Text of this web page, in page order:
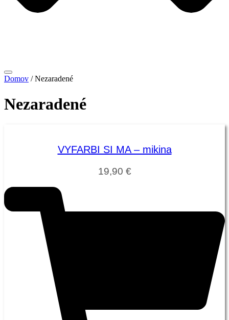
Domov / Nezaradené
Nezaradené
VYFARBI SI MA – mikina
19,90 €